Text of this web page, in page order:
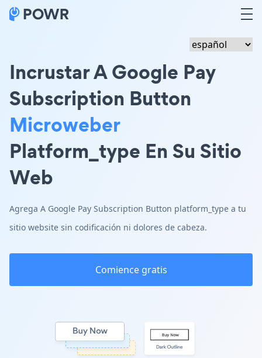
Incrustar A Google Pay
Subscription Button
Microweber
Platform_type En Su Sitio
Web
Agrega A Google Pay Subscription Button platform_type a tu
sitio website sin codificación ni dolores de cabeza.
Comience gratis